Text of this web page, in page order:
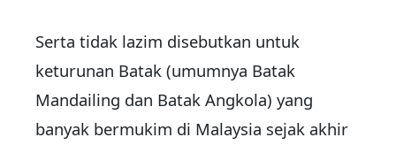
Serta tidak lazim disebutkan untuk
keturunan Batak (umumnya Batak
Mandailing dan Batak Angkola) yang
banyak bermukim di Malaysia sejak akhir